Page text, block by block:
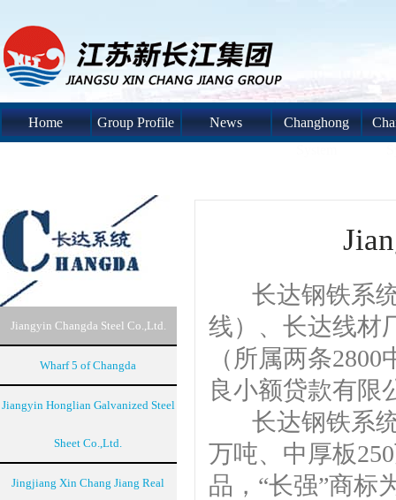
Home Group Profile News
Changhong
Jiangyin Changda Steel Co.,Ltd.
Wharf 5 of Changda
Jiangyin Honglian Galvanized Steel
Sheet Co.,Ltd.
Jingjiang Xin Chang Jiang Real
长达钢铁系统
线）、长达线材
（所属两条
良小额贷款有
长达钢铁系统
万吨、中厚板
品，“长强”商标